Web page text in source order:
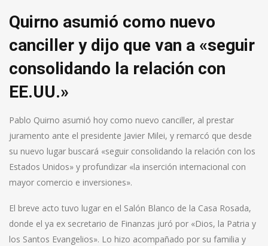
Quirno asumió como nuevo
canciller y dijo que van a «seguir
consolidando la relación con
EE.UU.»
Pablo Quirno asumió hoy como nuevo canciller, al prestar
juramento ante el presidente Javier Milei, y remarcó que desde
su nuevo lugar buscará «seguir consolidando la relación con los
Estados Unidos» y profundizar «la inserción internacional con
mayor comercio e inversiones».
El breve acto tuvo lugar en el Salón Blanco de la Casa Rosada,
donde el ya ex secretario de Finanzas juró por «Dios, la Patria y
los Santos Evangelios». Lo hizo acompañado por su familia y